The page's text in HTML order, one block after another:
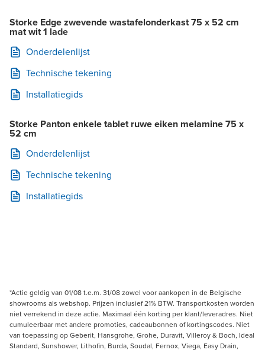
Storke Edge zwevende wastafelonderkast 75 x 52 cm
mat wit 1 lade
Onderdelenlijst
Technische tekening
Installatiegids
Storke Panton enkele tablet ruwe eiken melamine 75 x
52 cm
Onderdelenlijst
Technische tekening
Installatiegids
*Actie geldig van 01/08 t.e.m. 31/08 zowel voor aankopen in de Belgische
showrooms als webshop. Prijzen inclusief 21% BTW. Transportkosten worden
niet verrekend in deze actie. Maximaal één korting per klant/leveradres. Niet
cumuleerbaar met andere promoties, cadeaubonnen of kortingscodes. Niet
van toepassing op Geberit, Hansgrohe, Grohe, Duravit, Villeroy & Boch, Ideal
Standard, Sunshower, Lithofin, Burda, Soudal, Fernox, Viega, Easy Drain,